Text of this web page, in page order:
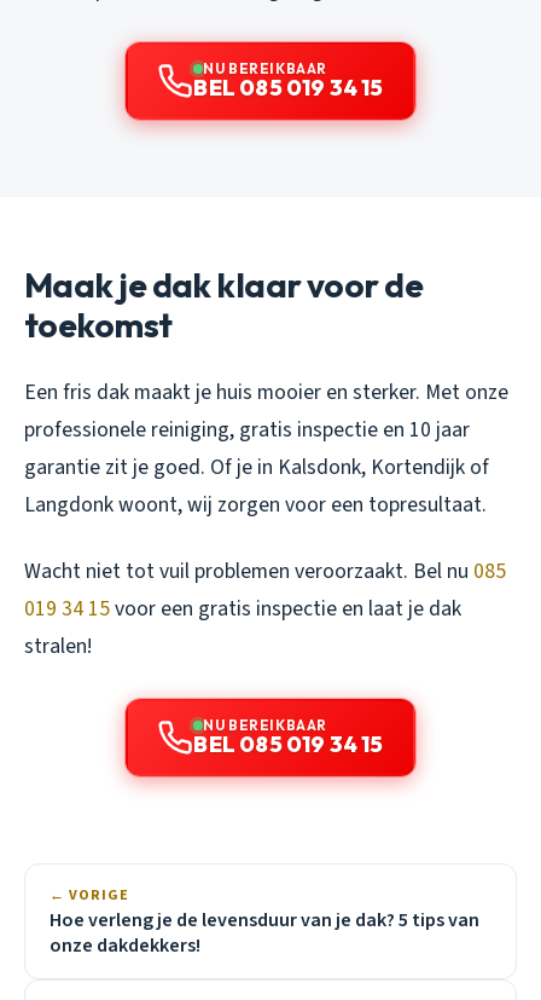
NU BEREIKBAAR
BEL 085 019 34 15
Maak je dak klaar voor de
toekomst
Een fris dak maakt je huis mooier en sterker. Met onze
professionele reiniging, gratis inspectie en 10 jaar
garantie zit je goed. Of je in Kalsdonk, Kortendijk of
Langdonk woont, wij zorgen voor een topresultaat.
Wacht niet tot vuil problemen veroorzaakt. Bel nu 085
019 34 15voor een gratis inspectie en laat je dak
stralen!
NU BEREIKBAAR
BEL 085 019 34 15
← VORIGE
Hoe verleng je de levensduur van je dak? 5 tips van
onze dakdekkers!